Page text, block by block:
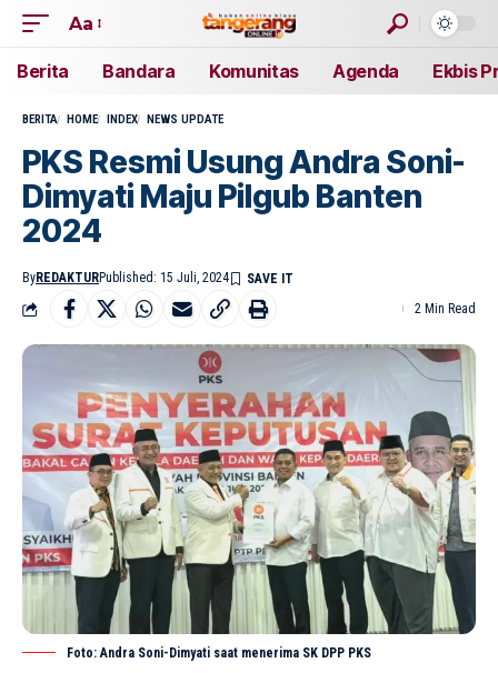
Aa
Berita Bandara Komunitas Agenda Ekbis
BERITA HOME INDEX NEWS UPDATE
PKS Resmi Usung Andra Soni-
Dimyati Maju Pilgub Banten
2024
ByREDAKTURPublished: 15 Juli, 2024
2 Min Read
Foto: Andra Soni-Dimyati saat menerima SK DPP PKS